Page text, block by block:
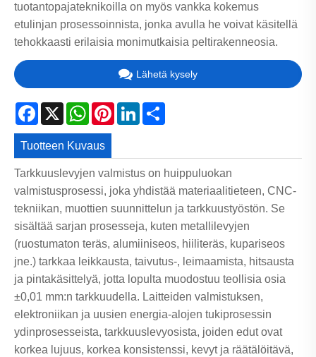
tuotantopajateknikoilla on myös vankka kokemus
etulinjan prosessoinnista, jonka avulla he voivat käsitellä
tehokkaasti erilaisia ​​monimutkaisia ​​peltirakenneosia.
Lähetä kysely
Facebook
X WhatsApp
PinterestLinkedIn
Tuotteen Kuvaus
Tarkkuuslevyjen valmistus on huippuluokan
valmistusprosessi, joka yhdistää materiaalitieteen, CNC-
tekniikan, muottien suunnittelun ja tarkkuustyöstön. Se
sisältää sarjan prosesseja, kuten metallilevyjen
(ruostumaton teräs, alumiiniseos, hiiliteräs, kupariseos
jne.) tarkkaa leikkausta, taivutus-, leimaamista, hitsausta
ja pintakäsittelyä, jotta lopulta muodostuu teollisia osia
±0,01 mm:n tarkkuudella. Laitteiden valmistuksen,
elektroniikan ja uusien energia-alojen tukiprosessin
ydinprosesseista, tarkkuuslevyosista, joiden edut ovat
korkea lujuus, korkea konsistenssi, kevyt ja räätälöitävä,